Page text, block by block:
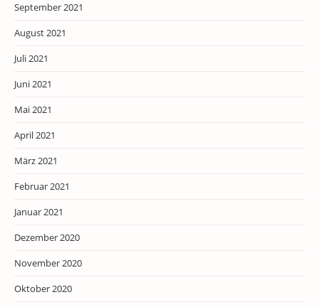
September 2021
August 2021
Juli 2021
Juni 2021
Mai 2021
April 2021
März 2021
Februar 2021
Januar 2021
Dezember 2020
November 2020
Oktober 2020